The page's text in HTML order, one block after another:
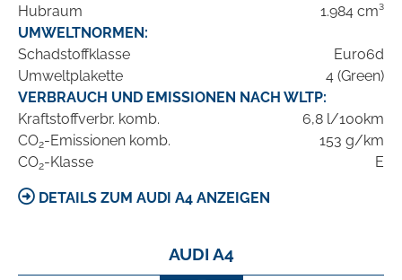
Hubraum
1.984 cm³
UMWELTNORMEN:
Schadstoffklasse
Euro6d
Umweltplakette
4 (Green)
VERBRAUCH UND EMISSIONEN NACH WLTP:
Kraftstoffverbr. komb.
6,8 l/100km
CO2-Emissionen komb.
153 g/km
CO2-Klasse E
DETAILS ZUM AUDI A4 ANZEIGEN
AUDI A4